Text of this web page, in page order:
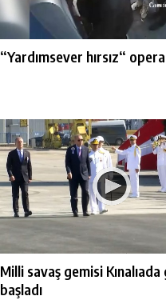
“Yardımsever hırsız“
Milli savaş gemisi
başladı